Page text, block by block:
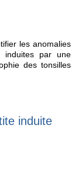
les anomalies
induites par une
des tonsilles
induite